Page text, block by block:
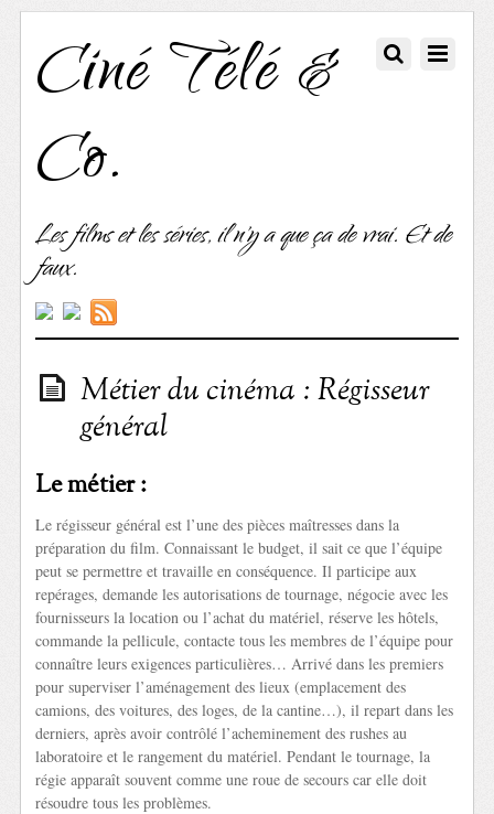
Ciné Télé &
Co.
Les films et les séries, il n'y a que ça de vrai. Et de
faux.
Métier du cinéma : Régisseur
général
Le métier :
Le régisseur général est l’une des pièces maîtresses dans la
préparation du film. Connaissant le budget, il sait ce que l’équipe
peut se permettre et travaille en conséquence. Il participe aux
repérages, demande les autorisations de tournage, négocie avec les
fournisseurs la location ou l’achat du matériel, réserve les hôtels,
commande la pellicule, contacte tous les membres de l’équipe pour
connaître leurs exigences particulières… Arrivé dans les premiers
pour superviser l’aménagement des lieux (emplacement des
camions, des voitures, des loges, de la cantine…), il repart dans les
derniers, après avoir contrôlé l’acheminement des rushes au
laboratoire et le rangement du matériel. Pendant le tournage, la
régie apparaît souvent comme une roue de secours car elle doit
résoudre tous les problèmes.